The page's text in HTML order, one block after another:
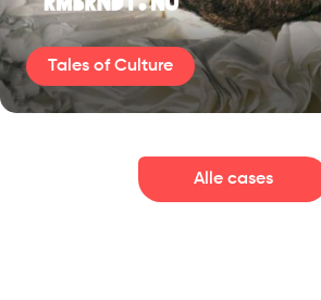
Tales of Culture
Alle cases